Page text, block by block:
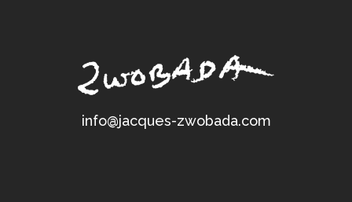
info@jacques-zwobada.com